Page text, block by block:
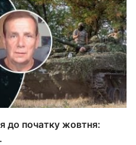
до початку жовтня: